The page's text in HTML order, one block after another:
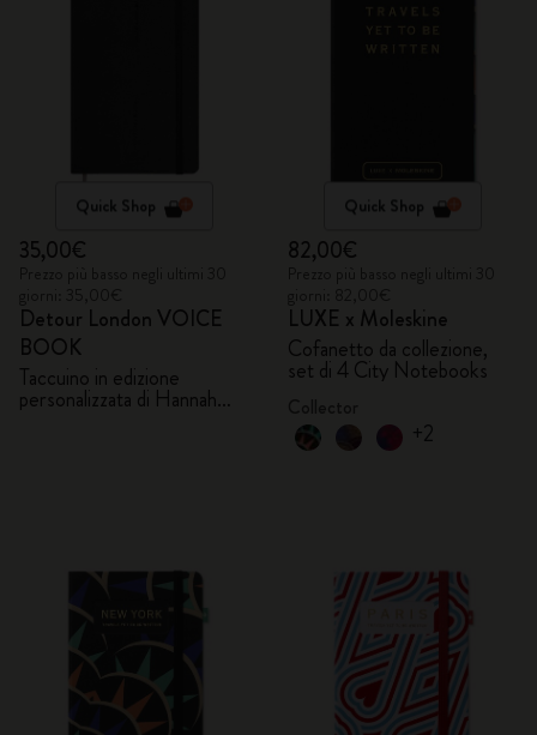
Quick Shop
35,00€
Detour London VOICE
BOOK
Taccuino in edizione
personalizzata di Hannah
Marshall
Quick Shop
82,00€
LUXE x Moleskine
Cofanetto da collezione,
set di 4 City Notebooks
+2